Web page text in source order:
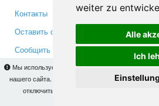
weiter zu
Alle
Ich
Мы используем cookies для того, чтобы Вы
нашего сайта. На
Вы сможете
отключить использование cookies.
Контакты
Оставить отзыв
Сообщить об ошибке